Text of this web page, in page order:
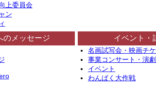
上委員会
ン
のメッセージ イベント・
名画試写会・映画チ
事業コンサート・演
イベント
わんぱく大作戦